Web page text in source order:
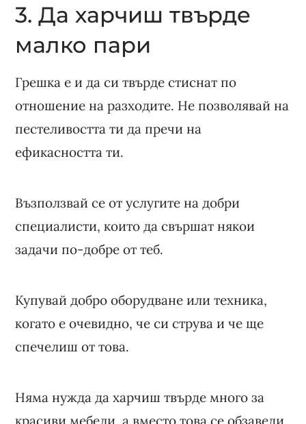
3. Да харчиш твърде
малко пари
Грешка е и да си твърде стиснат по
отношение на разходите. Не позволявай на
пестеливостта ти да пречи на
ефикасността ти.
Възползвай се от услугите на добри
специалисти, които да свършат някои
задачи по-добре от теб.
Купувай добро оборудване или техника,
когато е очевидно, че си струва и че ще
спечелиш от това.
Няма нужда да харчиш твърде много за
красиви мебели, а вместо това се обзаведи